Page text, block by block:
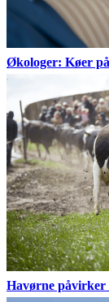
Økologer: Køer
Havørne påvirker